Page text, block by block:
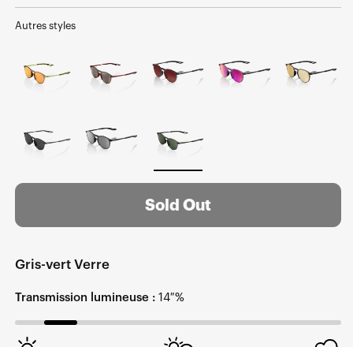
Autres styles
Sold Out
Gris-vert Verre
Transmission lumineuse : 14 %